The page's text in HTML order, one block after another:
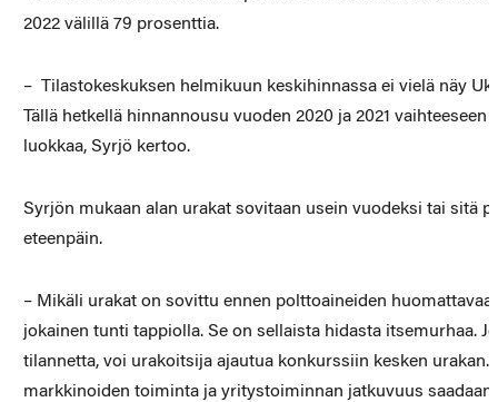
2022 välillä 79 prosenttia.
– Tilastokeskuksen helmikuun keskihinnassa ei vielä näy
Tällä hetkellä hinnannousu vuoden 2020 ja 2021 vaihteeseen
luokkaa, Syrjö kertoo.
Syrjön mukaan alan urakat sovitaan usein vuodeksi tai sitä
eteenpäin.
– Mikäli urakat on sovittu ennen polttoaineiden huomattavaa
jokainen tunti tappiolla. Se on sellaista hidasta itsemurhaa.
tilannetta, voi urakoitsija ajautua konkurssiin kesken urakan.
markkinoiden toiminta ja yritystoiminnan jatkuvuus